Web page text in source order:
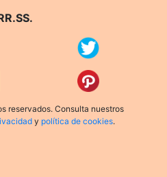
reservados. Consulta nuestros
y política de cookies.